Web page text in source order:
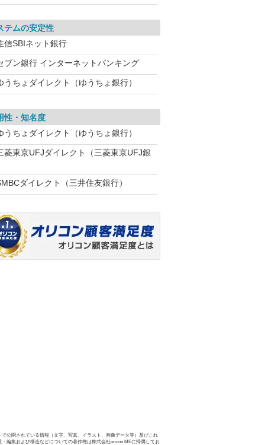
テムの安定性
信SBIネット銀行
ブン銀行 インターネットバンキング
うちょダイレクト（ゆうちょ銀行）
性・知名度
うちょダイレクト（ゆうちょ銀行）
菱東京UFJダイレクト（三菱東京UFJ銀
ダイレクト（三井住友銀行）
で公開されている情報（文字、写真、イラスト、画像データ等）及びこれ
・編集および構造などについての著作権は株式会社oricon MEに帰属してお